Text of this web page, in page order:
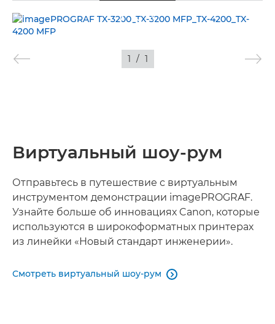
ВИДЕО
ИЗОБРАЖЕНИЯ
1 / 1
Виртуальный шоу-рум
Отправьтесь в путешествие с виртуальным
инструментом демонстрации imagePROGRAF.
Узнайте больше об инновациях Canon, которые
используются в широкоформатных принтерах
из линейки «Новый стандарт инженерии».
Смотреть виртуальный шоу-рум 